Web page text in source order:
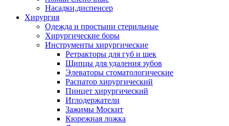
Насадки,диспенсер
Хирургия
Одежда и простыни стерильные
Хирургические боры
Инструменты хирургические
Ретракторы для губ и щек
Щипцы для удаления зубов
Элеваторы стоматологические
Распатор хирургический
Пинцет хирургический
Иглодержатели
Зажимы Москит
Кюрежная ложка